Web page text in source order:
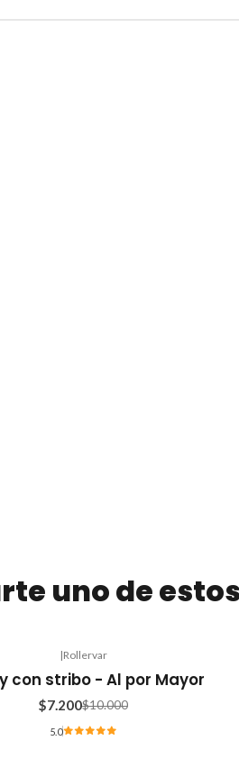
uno de estos
|Rollervar
con stribo - Al por Mayor
$7.200$10.000
5.0